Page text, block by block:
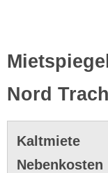
Mietspiegel
Nord
Kaltmiete
Nebenkosten